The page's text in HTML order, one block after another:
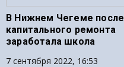
В Нижнем Чегеме после
капитального ремонта
заработала школа
7 сентября 2022, 16:53